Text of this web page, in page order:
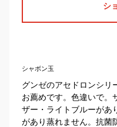
シ
シャボン玉
グンゼのアセドロンシリ
お薦めです。色違いで。
ザー・ライトブルーがあ
があり蒸れません。抗菌